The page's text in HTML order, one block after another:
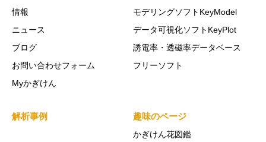
情報
ニュース
ブログ
お問い合わせフォーム
Myかぎけん
モデリングソフトKeyModel
データ可視化ソフトKeyPlot
誘電率・透磁率データベース
フリーソフト
解析事例 趣味のページ
かぎけん花図鑑